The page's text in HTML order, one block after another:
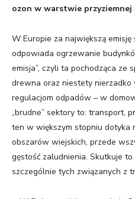
ozon w warstwie przyziemnej
W Europie za największą
odpowiada ogrzewanie
emisja”, czyli ta pochodząca ze
drewna oraz niestety nierzadko
regulacjom odpadów – w
„brudne” sektory to: transport,
ten w większym stopniu dotyka
obszarów wiejskich, przede
gęstość zaludnienia. Skutkuje
szczególnie tych związanych z